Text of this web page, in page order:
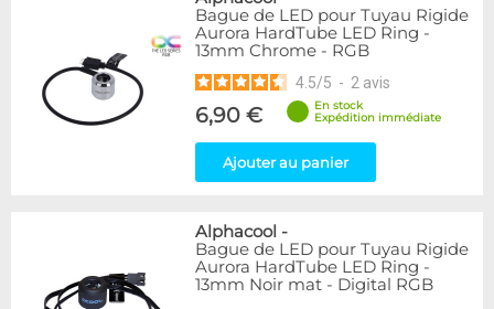
15
3
Mayhems
12
Monsoon
3
Tygon
XSPC
7
9
15
Plexi
5
Rouge
Bague de LED pour Tuyau Rigide
Aurora HardTube LED Ring -
13mm Chrome - RGB
4.5/5 - 2 avis
6,90 €
En stock
Expédition immédiate
Ajouter au panier
Alphacool -
Bague de LED pour Tuyau Rigide
Aurora HardTube LED Ring -
13mm Noir mat - Digital RGB